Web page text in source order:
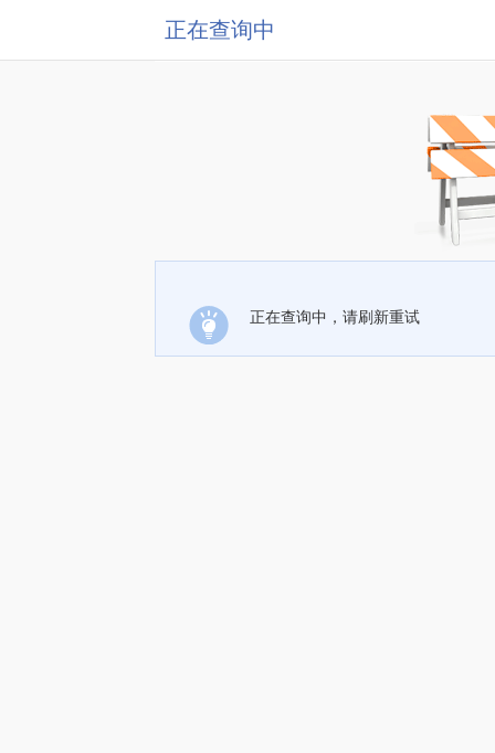
正在查询中
正在查询中，请刷新重试